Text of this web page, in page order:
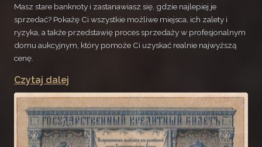
Masz stare banknoty i zastanawiasz się, gdzie najlepiej je
sprzedać? Pokażę Ci wszystkie możliwe miejsca, ich zalety i
ryzyka, a także przedstawię proces sprzedaży w profesjonalnym
domu aukcyjnym, który pomoże Ci uzyskać realnie najwyższą
cenę.
Czytaj dalej